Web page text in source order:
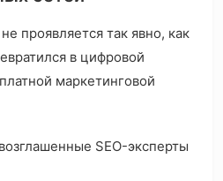
проявляется так явно, как
в цифровой
маркетинговой
SEO-эксперты